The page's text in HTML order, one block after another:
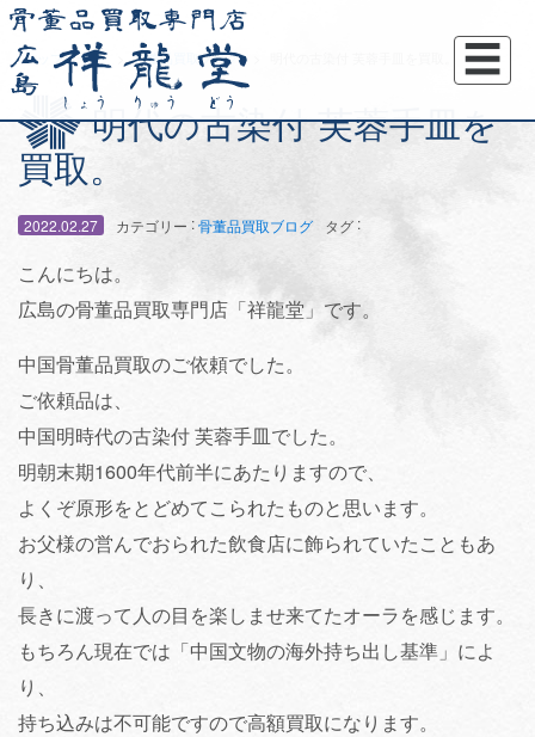
☰
トップページ 骨董品買取ブログ
明代の古染付 芙蓉手皿を
買取。
2022.02.27 カテゴリー :骨董品買取ブログ タグ :
こんにちは。
広島の骨董品買取専門店「祥龍堂」です。
中国骨董品買取のご依頼でした。
ご依頼品は、
中国明時代の古染付 芙蓉手皿でした。
明朝末期1600年代前半にあたりますので、
よくぞ原形をとどめてこられたものと思います。
お父様の営んでおられた飲食店に飾られていたこともあ
り、
長きに渡って人の目を楽しませ来てたオーラを感じます。
もちろん現在では「中国文物の海外持ち出し基準」によ
り、
持ち込みは不可能ですので高額買取になります。